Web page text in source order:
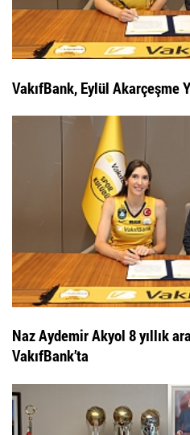
VakıfBank, Eylül Akarçeşme
Naz Aydemir Akyol 8 yıllık
VakıfBank’ta